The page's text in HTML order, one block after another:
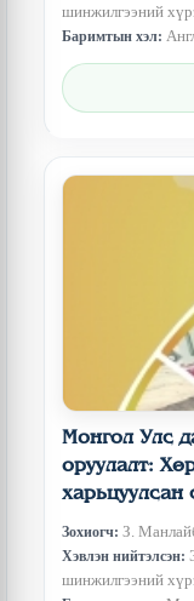
шинжилгээний
Баримтын хэл:
Монгол Улс
оруулалт:
харьцуулсан
Зохиогч: З.
Хэвлэн нийтэлсэн:
шинжилгээний